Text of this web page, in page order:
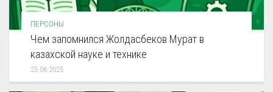
ПЕРСОНЫ
Чем запомнился Жолдасбеков Мурат в
казахской науке и технике
25.06.2025